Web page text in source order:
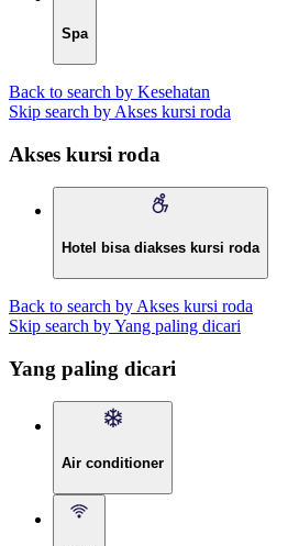
Spa
Back to search by Kesehatan
Skip search by Akses kursi roda
Akses kursi roda
Hotel bisa diakses kursi roda
Back to search by Akses kursi roda
Skip search by Yang paling dicari
Yang paling dicari
Air conditioner